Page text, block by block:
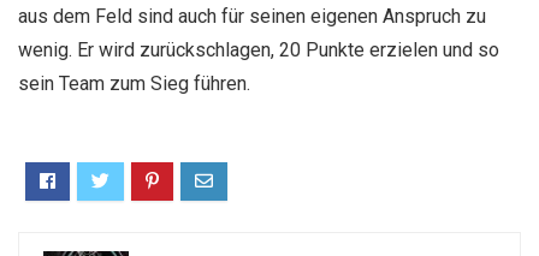
aus dem Feld sind auch für seinen eigenen Anspruch zu
wenig. Er wird zurückschlagen, 20 Punkte erzielen und so
sein Team zum Sieg führen.